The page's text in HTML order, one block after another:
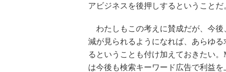
アビジネスを後押しするということだ
わたしもこの考えに賛成だが、今後
減が見られるようになれば、あらゆ
るということも付け加えておきたい
は今後も検索キーワード広告で利益を